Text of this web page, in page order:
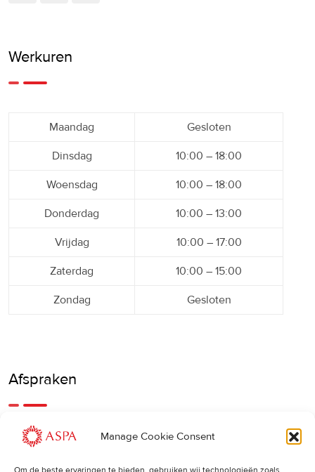
Manage Cookie Consent
Werkuren
Maandag Gesloten
Dinsdag 10:00 – 18:00
Woensdag 10:00 – 18:00
Donderdag 10:00 – 13:00
Vrijdag 10:00 – 17:00
Zaterdag 10:00 – 15:00
Zondag Gesloten
Afspraken
Een eerdere of latere afspraak is ook mogelijk, bel ons